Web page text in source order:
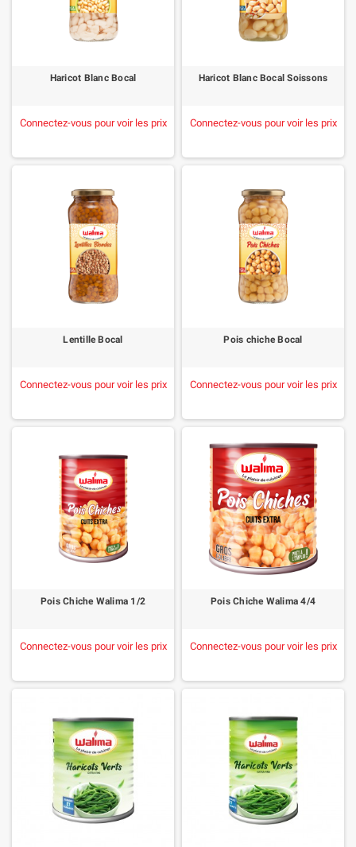
Haricot Blanc Bocal
Connectez-vous pour voir les prix
Haricot Blanc Bocal Soissons
Connectez-vous pour voir les prix
Lentille Bocal
Connectez-vous pour voir les prix
Pois chiche Bocal
Connectez-vous pour voir les prix
Pois Chiche Walima 1/2
Connectez-vous pour voir les prix
Pois Chiche Walima 4/4
Connectez-vous pour voir les prix